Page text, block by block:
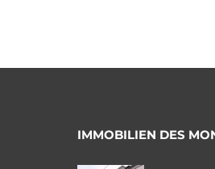
IMMOBILIEN DES